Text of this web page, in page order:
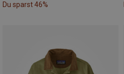
Du sparst 46%